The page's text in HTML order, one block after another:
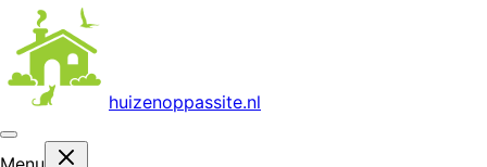
huizenoppassite.nl